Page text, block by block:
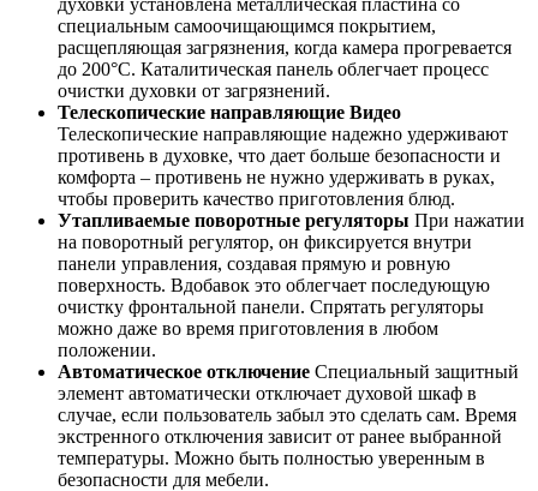
специальным самоочищающимся покрытием,
расщепляющая загрязнения, когда камера прогревается
до 200°С. Каталитическая панель облегчает процесс
очистки духовки от загрязнений.
Телескопические направляющие Видео
Телескопические направляющие надежно удерживают
противень в духовке, что дает больше безопасности и
комфорта – противень не нужно удерживать в руках,
чтобы проверить качество приготовления блюд.
Утапливаемые поворотные регуляторы При нажатии
на поворотный регулятор, он фиксируется внутри
панели управления, создавая прямую и ровную
поверхность. Вдобавок это облегчает последующую
очистку фронтальной панели. Спрятать регуляторы
можно даже во время приготовления в любом
положении.
Автоматическое отключение Специальный защитный
элемент автоматически отключает духовой шкаф в
случае, если пользователь забыл это сделать сам. Время
экстренного отключения зависит от ранее выбранной
температуры. Можно быть полностью уверенным в
безопасности для мебели.